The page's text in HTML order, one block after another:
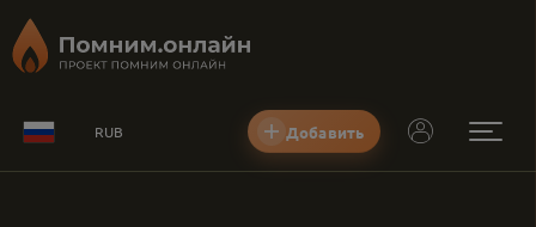
RUB Добавить